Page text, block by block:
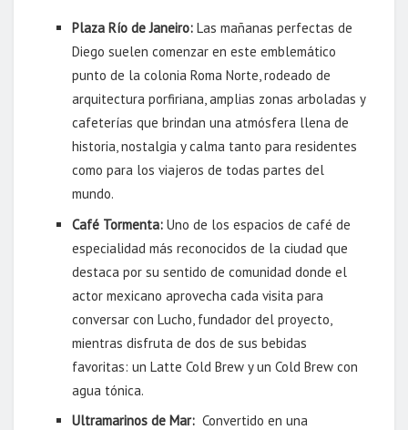
Plaza Río de Janeiro: Las mañanas perfectas de
Diego suelen comenzar en este emblemático
punto de la colonia Roma Norte, rodeado de
arquitectura porfiriana, amplias zonas arboladas y
cafeterías que brindan una atmósfera llena de
historia, nostalgia y calma tanto para residentes
como para los viajeros de todas partes del
mundo.
Café Tormenta: Uno de los espacios de café de
especialidad más reconocidos de la ciudad que
destaca por su sentido de comunidad donde el
actor mexicano aprovecha cada visita para
conversar con Lucho, fundador del proyecto,
mientras disfruta de dos de sus bebidas
favoritas: un Latte Cold Brew y un Cold Brew con
agua tónica.
Ultramarinos de Mar: Convertido en una